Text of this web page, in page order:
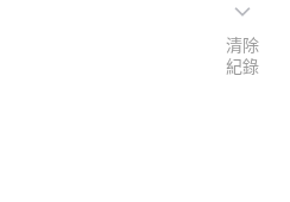
清除
紀錄